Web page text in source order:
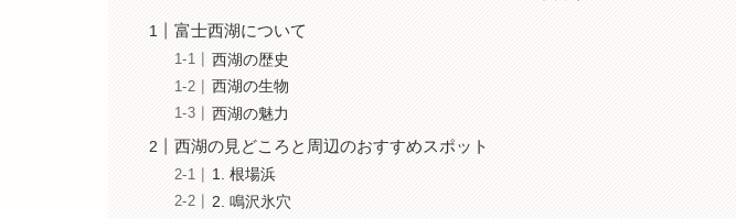
富士西湖について
西湖の歴史
西湖の生物
西湖の魅力
西湖の見どころと周辺のおすすめスポット
1. 根場浜
2. 鳴沢氷穴